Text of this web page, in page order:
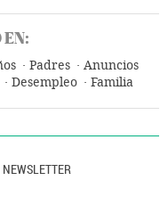
Padres
Anuncios
Desempleo
Familia